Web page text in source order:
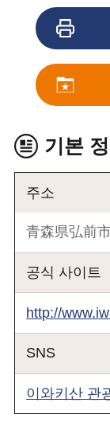
기본
주소
青森県弘前
공식 사이트
http://
SNS
이와키산 관